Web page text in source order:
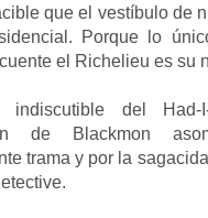
que el vestíbulo de
Porque lo
el Richelieu es su
indiscutible del Had-
de Blackmon
trama y por la